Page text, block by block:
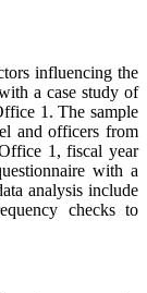
influencing the
a case study of
1. The sample
and officers from
1, fiscal year
with a
analysis include
checks to